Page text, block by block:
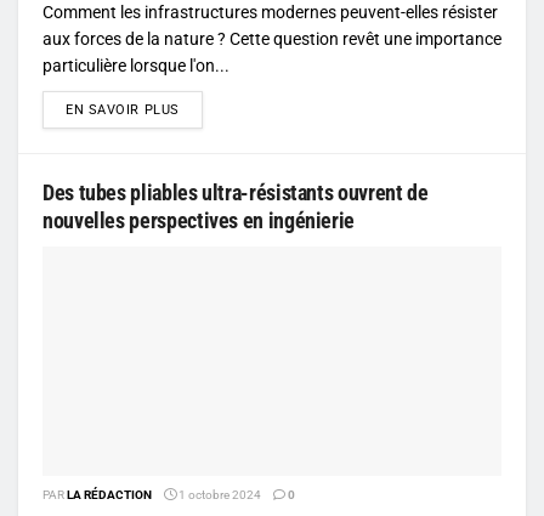
Comment les infrastructures modernes peuvent-elles résister
aux forces de la nature ? Cette question revêt une importance
particulière lorsque l'on...
EN SAVOIR PLUS
Des tubes pliables ultra-résistants ouvrent de
nouvelles perspectives en ingénierie
PARLA RÉDACTION 1 octobre 2024 0